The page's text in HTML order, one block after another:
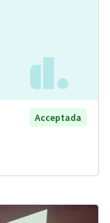
Acceptada